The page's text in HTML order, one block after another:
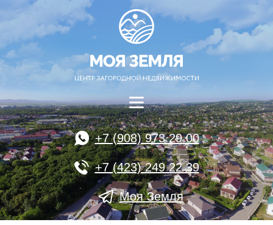
+7 (908) 973 29 00
+7 (423) 249 22 39
Моя Земля